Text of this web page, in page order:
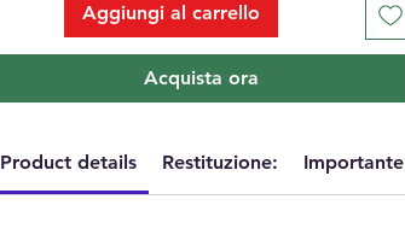
Aggiungi al carrello
Acquista ora
Product details Restituzione: Importante